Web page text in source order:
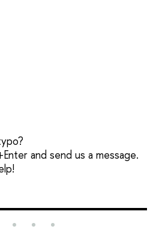
and send us a message.